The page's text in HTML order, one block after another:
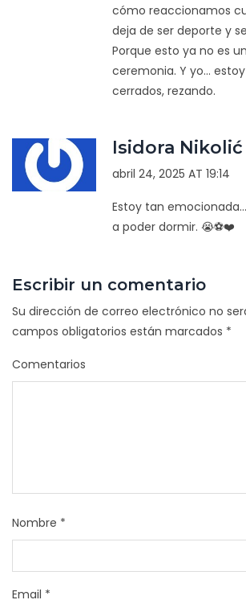
cómo reaccionamos
deja de ser deporte y
Porque esto ya no es
ceremonia. Y yo...
cerrados, rezando.
Isidora Nikolić
abril 24, 2025 AT 19:14
Estoy tan
a poder dormir. 😭⚽❤️
Escribir un comentario
Su dirección de correo electrónico no
campos obligatorios están marcados *
Comentarios
Nombre *
Email *